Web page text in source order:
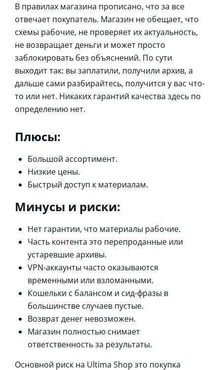
В правилах магазина прописано, что за все
отвечает покупатель. Магазин не обещает, что
схемы рабочие, не проверяет их актуальность,
не возвращает деньги и может просто
заблокировать без объяснений. По сути
выходит так: вы заплатили, получили архив, а
дальше сами разбирайтесь, получится у вас что-
то или нет. Никаких гарантий качества здесь по
определению нет.
Плюсы:
Большой ассортимент.
Низкие цены.
Быстрый доступ к материалам.
Минусы и риски:
Нет гарантии, что материалы рабочие.
Часть контента это перепроданные или
устаревшие архивы.
VPN-аккаунты часто оказываются
временными или взломанными.
Кошельки с балансом и сид-фразы в
большинстве случаев пустые.
Возврат денег невозможен.
Магазин полностью снимает
ответственность за результаты.
Основной риск на Ultima Shop это покупка